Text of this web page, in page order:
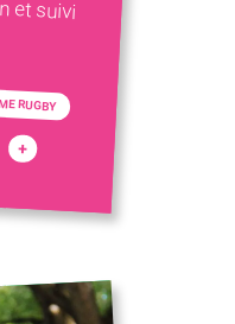
RUGBY
+